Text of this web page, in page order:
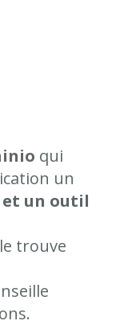
qui
un
et un outil
trouve